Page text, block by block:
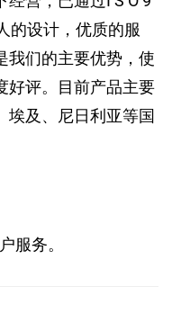
的设计，优质的服
我们的主要优势，使
好评。目前产品主要
埃及、尼日利亚等国
服务。